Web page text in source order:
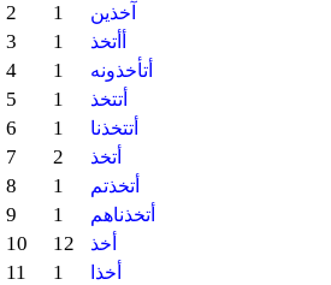
2 1 آخذين
3 1 أأتخذ
4 1 أتأخذونه
5 1 أتتخذ
6 1 أتتخذنا
7 2 أتخذ
8 1 أتخذتم
9 1 أتخذناهم
10 12 أخذ
11 1 أخذا